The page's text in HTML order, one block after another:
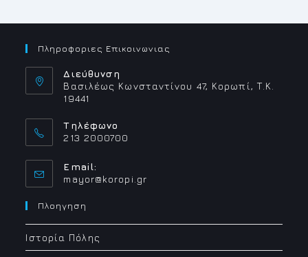
Πληροφοριες Επικοινωνιας
Διεύθυνση
Βασιλέως Κωνσταντίνου 47, Κορωπί, Τ.Κ.
19441
Τηλέφωνο
213 2000700
Email:
mayor@koropi.grOpens
Πλοηγηση
Ιστορία Πόλης